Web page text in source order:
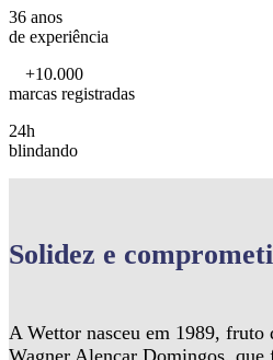
36 anos
de experiência
+10.000
marcas registradas
24h
blindando
Solidez e
A Wettor nasceu em 1989, fruto